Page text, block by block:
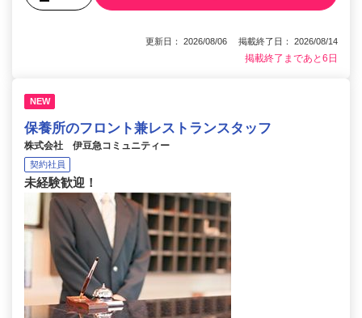
更新日： 2026/08/06 掲載終了日： 2026/08/14
掲載終了まであと6日
NEW
保養所のフロント兼レストランスタッフ
株式会社 伊豆急コミュニティー
契約社員
未経験歓迎！